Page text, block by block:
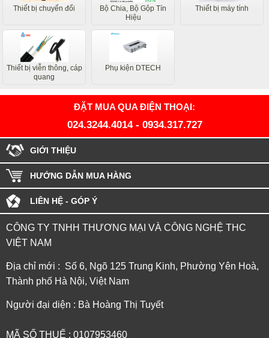
Thiết bị chuyển đổi
Bộ Chia, Bộ Gộp Tín
Hiệu
Thiết bị máy tính
Thiết bị viễn thông, cáp
quang
Phụ kiện DTECH
ĐẶT MUA QUA ĐIỆN THOẠI:
024.3244.4014- 0934.317.727
GIỚI THIỆU
HƯỚNG DẪN MUA HÀNG
LIÊN HỆ - GÓP Ý
CÔNG TY TNHH THƯƠNG MẠI VÀ CÔNG NGHỆ THC
VIỆT NAM
Địa chỉ mới : Số 6, Ngõ 125 Trung Kinh, Phường Yên Hoà,
Thành phố Hà Nội, Việt Nam
Người đại diện : Bà Hoàng Thị Tuyết
MÃ SỐ THUẾ : 0107953460